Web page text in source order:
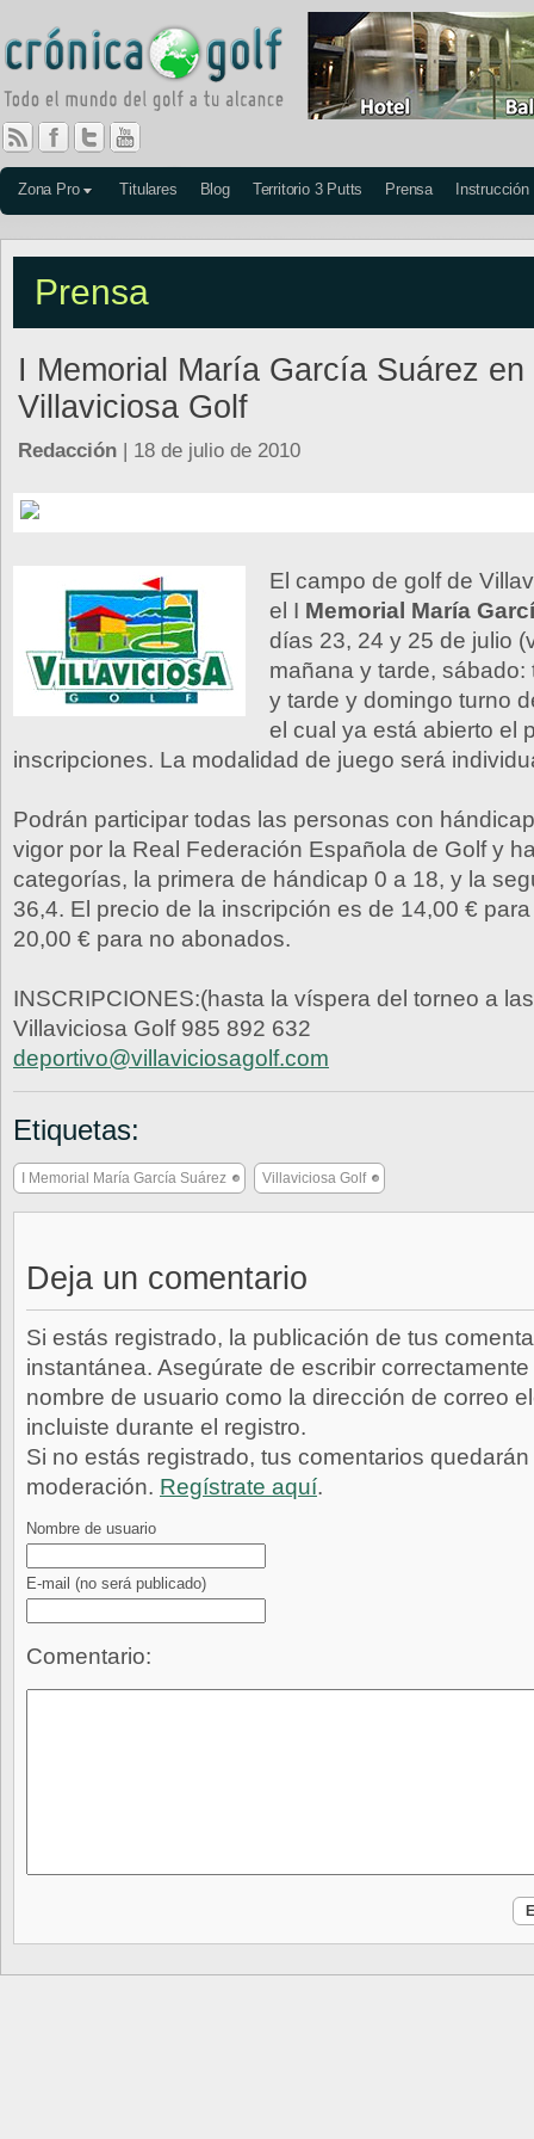
Zona Pro Titulares Blog Territorio 3 Putts Prensa Instrucción
Prensa
I Memorial María García Suárez en
Villaviciosa Golf
Redacción | 18 de julio de 2010
El campo de golf de
el I Memorial María
días 23, 24 y 25 de julio
mañana y tarde,
y tarde y domingo turno
el cual ya está abierto el
inscripciones. La modalidad de juego será
Podrán participar todas las personas con
vigor por la Real Federación Española de Golf y
categorías, la primera de hándicap 0 a 18, y la
36,4. El precio de la inscripción es de 14,00 €
20,00 € para no abonados.
INSCRIPCIONES:(hasta la víspera del torneo a
Villaviciosa Golf 985 892 632
deportivo@villaviciosagolf.com
Etiquetas:
I Memorial María García Suárez Villaviciosa Golf
Deja un comentario
Si estás registrado, la publicación de tus
instantánea. Asegúrate de escribir
nombre de usuario como la dirección de correo
incluiste durante el registro.
Si no estás registrado, tus comentarios
moderación. Regístrate aquí.
Nombre de usuario
E-mail (no será publicado)
Comentario: